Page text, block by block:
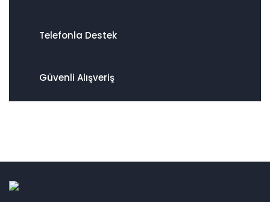
Telefonla Destek
Güvenli Alışveriş